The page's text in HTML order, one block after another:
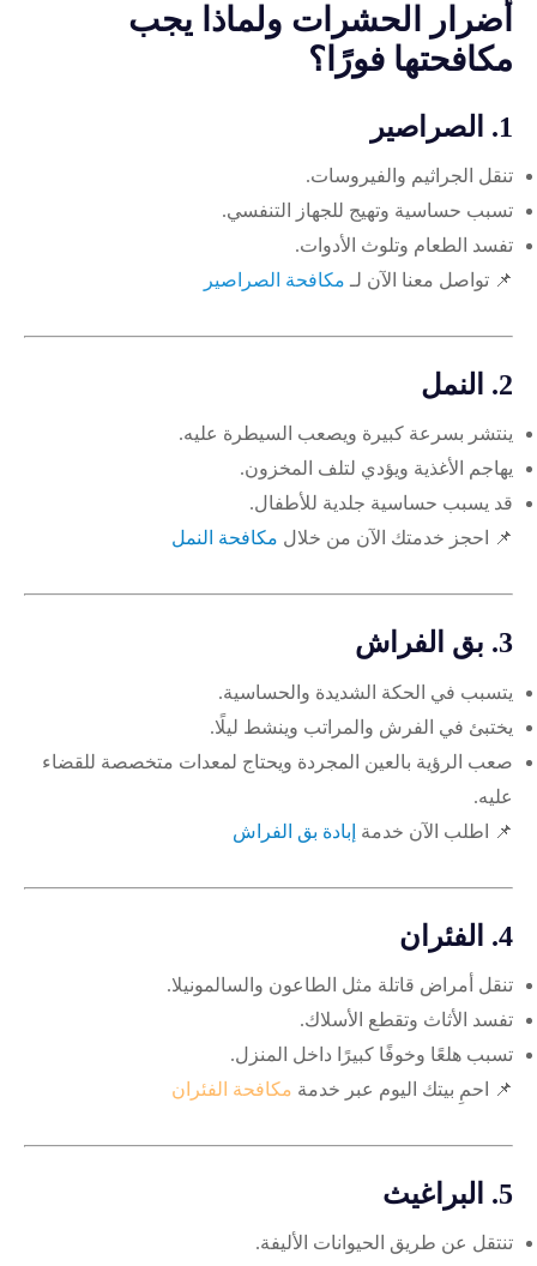
أضرار الحشرات ولماذا يجب
مكافحتها فورًا؟
1. الصراصير
تنقل الجراثيم والفيروسات.
تسبب حساسية وتهيج للجهاز التنفسي.
تفسد الطعام وتلوث الأدوات.
📌 تواصل معنا الآن لـ مكافحة الصراصير
2. النمل
ينتشر بسرعة كبيرة ويصعب السيطرة عليه.
يهاجم الأغذية ويؤدي لتلف المخزون.
قد يسبب حساسية جلدية للأطفال.
📌 احجز خدمتك الآن من خلال مكافحة النمل
3. بق الفراش
يتسبب في الحكة الشديدة والحساسية.
يختبئ في الفرش والمراتب وينشط ليلًا.
صعب الرؤية بالعين المجردة ويحتاج لمعدات متخصصة للقضاء
عليه.
📌 اطلب الآن خدمة إبادة بق الفراش
4. الفئران
تنقل أمراض قاتلة مثل الطاعون والسالمونيلا.
تفسد الأثاث وتقطع الأسلاك.
تسبب هلعًا وخوفًا كبيرًا داخل المنزل.
📌 احمِ بيتك اليوم عبر خدمة مكافحة الفئران
5. البراغيث
تنتقل عن طريق الحيوانات الأليفة.